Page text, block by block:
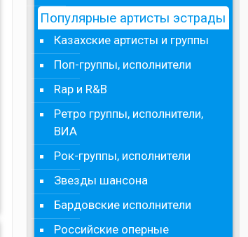
Популярные артисты эстрады
Казахские артисты и группы
Поп-группы, исполнители
Rap и R&B
Ретро группы, исполнители,
ВИА
Рок-группы, исполнители
Звезды шансона
Бардовские исполнители
Российские оперные